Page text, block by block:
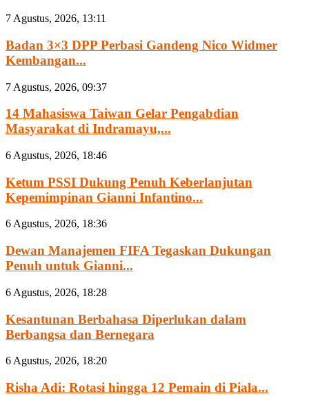
7 Agustus, 2026, 13:11
Badan 3×3 DPP Perbasi Gandeng Nico Widmer
Kembangan...
7 Agustus, 2026, 09:37
14 Mahasiswa Taiwan Gelar Pengabdian
Masyarakat di Indramayu,...
6 Agustus, 2026, 18:46
Ketum PSSI Dukung Penuh Keberlanjutan
Kepemimpinan Gianni Infantino...
6 Agustus, 2026, 18:36
Dewan Manajemen FIFA Tegaskan Dukungan
Penuh untuk Gianni...
6 Agustus, 2026, 18:28
Kesantunan Berbahasa Diperlukan dalam
Berbangsa dan Bernegara
6 Agustus, 2026, 18:20
Risha Adi: Rotasi hingga 12 Pemain di Piala...